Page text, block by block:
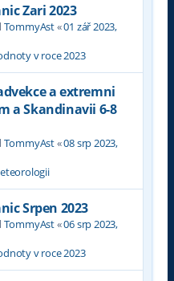
Zari 2023
TommyAst«01 zář 2023,
v roce 2023
a extremni
a Skandinavii 6-8
TommyAst«08 srp 2023,
Srpen 2023
TommyAst«06 srp 2023,
v roce 2023